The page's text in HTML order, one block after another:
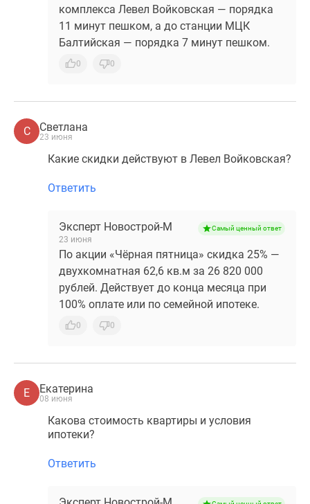
комплекса Левел Войковская — порядка
11 минут пешком, а до станции МЦК
Балтийская — порядка 7 минут пешком.
0 0
С Светлана
23 июня
Какие скидки действуют в Левел Войковская?
Ответить
Эксперт Новострой-М
23 июня
Самый ценный ответ
По акции «Чёрная пятница» скидка 25% —
двухкомнатная 62,6 кв.м за 26 820 000
рублей. Действует до конца месяца при
100% оплате или по семейной ипотеке.
0 0
Е Екатерина
08 июня
Какова стоимость квартиры и условия
ипотеки?
Ответить